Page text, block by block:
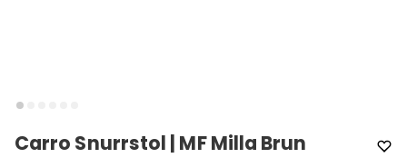
Carro Snurrstol | MF Milla Brun